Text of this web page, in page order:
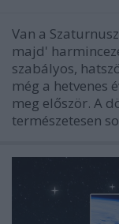
Van a
majd'
szabályos,
még a hetvenes
meg először. A
természetesen